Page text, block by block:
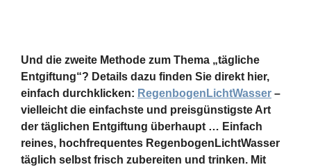
Und die zweite Methode zum Thema „tägliche
Entgiftung“? Details dazu finden Sie direkt hier,
einfach durchklicken: RegenbogenLichtWasser –
vielleicht die einfachste und preisgünstigste Art
der täglichen Entgiftung überhaupt … Einfach
reines, hochfrequentes RegenbogenLichtWasser
täglich selbst frisch zubereiten und trinken. Mit